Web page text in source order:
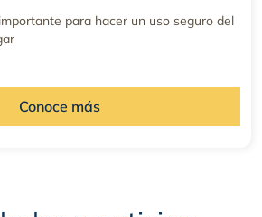
para hacer un uso seguro del
Conoce más